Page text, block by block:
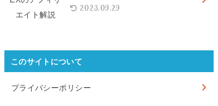
2023.09.29
このサイトについて
プライバシーポリシー